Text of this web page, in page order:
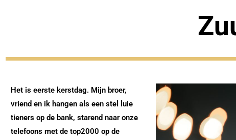
Het is eerste kerstdag. Mijn broer,
vriend en ik hangen als een stel luie
tieners op de bank, starend naar onze
telefoons met de top2000 op de